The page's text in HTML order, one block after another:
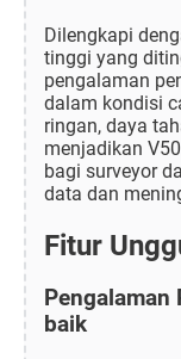
Dilengkapi
tinggi yang
pengalaman
dalam kondisi
ringan, daya
menjadikan
bagi surveyor
data dan
Fitur
Pengalaman
baik